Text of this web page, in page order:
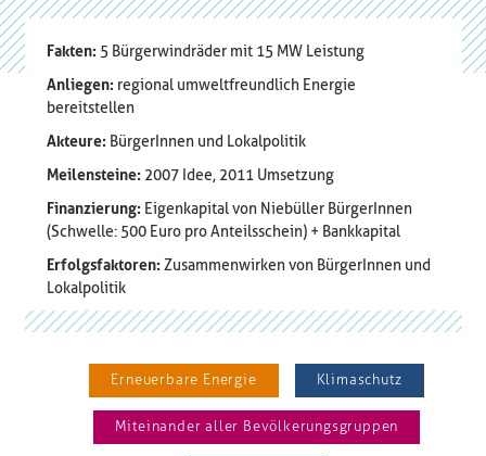
Fakten: 5 Bürgerwindräder mit 15 MW Leistung
Anliegen: regional umweltfreundlich Energie
bereitstellen
Akteure: BürgerInnen und Lokalpolitik
Meilensteine: 2007 Idee, 2011 Umsetzung
Finanzierung: Eigenkapital von Niebüller BürgerInnen
(Schwelle: 500 Euro pro Anteilsschein) + Bankkapital
Erfolgsfaktoren: Zusammenwirken von BürgerInnen und
Lokalpolitik
Erneuerbare Energie Klimaschutz
Miteinander aller Bevölkerungsgruppen